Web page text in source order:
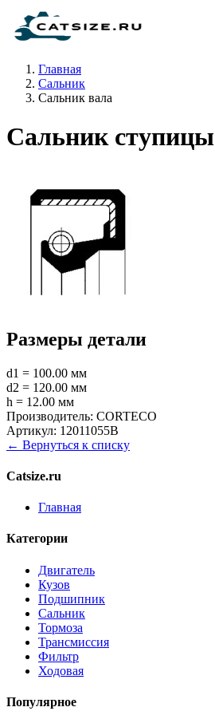
Главная
Сальник
Сальник вала
Сальник ступицы
Размеры детали
d1 = 100.00 мм
d2 = 120.00 мм
h = 12.00 мм
Производитель: CORTECO
Артикул: 12011055B
← Вернуться к списку
Catsize.ru
Главная
Категории
Двигатель
Кузов
Подшипник
Сальник
Тормоза
Трансмиссия
Фильтр
Ходовая
Популярное